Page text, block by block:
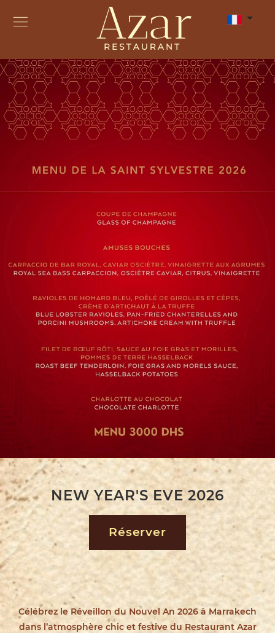
NEW YEAR'S EVE 2026
Réserver
Célébrez le Réveillon du Nouvel An 2026à Marrakech
dans l’atmosphère chic et festive du Restaurant Azar